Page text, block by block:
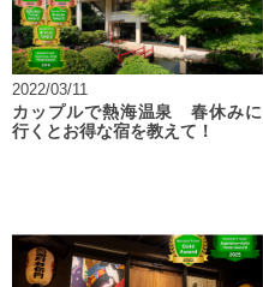
2022/03/11
カップルで熱海温泉 春休みに
行くとお得な宿を教えて！